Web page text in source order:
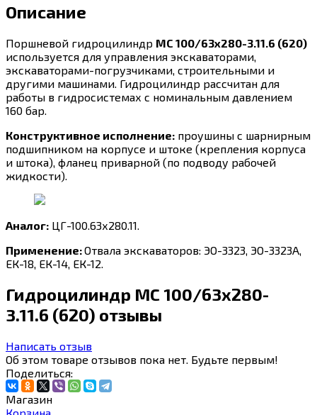
Описание
Поршневой гидроцилиндр МС 100/63х280-3.11.6 (620)
используется для управления экскаваторами,
экскаваторами-погрузчиками, строительными и
другими машинами. Гидроцилиндр рассчитан для
работы в гидросистемах с номинальным давлением
160 бар.
Конструктивное исполнение: проушины с шарнирным
подшипником на корпусе и штоке (крепления корпуса
и штока), фланец приварной (по подводу рабочей
жидкости).
Аналог: ЦГ-100.63х280.11.
Применение:Отвала экскаваторов: ЭО-3323, ЭО-3323А,
ЕК-18, ЕК-14, ЕК-12.
Гидроцилиндр МС 100/63х280-
3.11.6 (620) отзывы
Написать отзыв
Об этом товаре отзывов пока нет. Будьте первым!
Поделиться:
Магазин